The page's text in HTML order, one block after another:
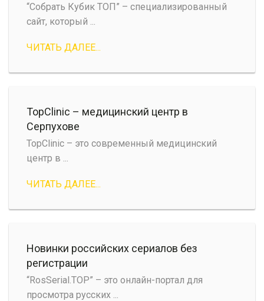
“Собрать Кубик ТОП” – специализированный
сайт, который ...
ЧИТАТЬ ДАЛЕЕ...
TopClinic – медицинский центр в
Серпухове
TopClinic – это современный медицинский
центр в ...
ЧИТАТЬ ДАЛЕЕ...
Новинки российских сериалов без
регистрации
“RosSerial.TOP” – это онлайн-портал для
просмотра русских ...